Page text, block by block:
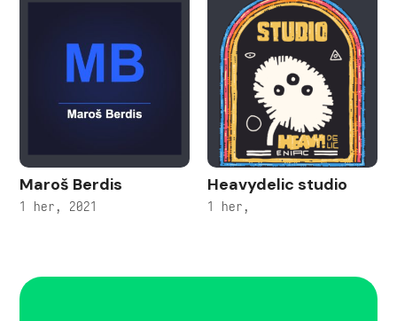
Maroš Berdis
1 her, 2021
Heavydelic studio
1 her,